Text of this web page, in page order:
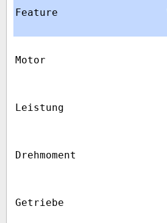
Feature
Motor
Leistung
Drehmoment
Getriebe